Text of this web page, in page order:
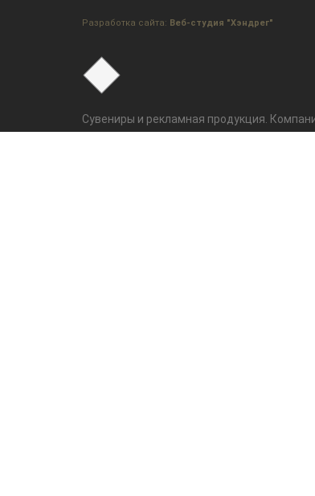
Разработка сайта: Веб-студия "Хэндрег"
Сувениры и рекламная продукция.